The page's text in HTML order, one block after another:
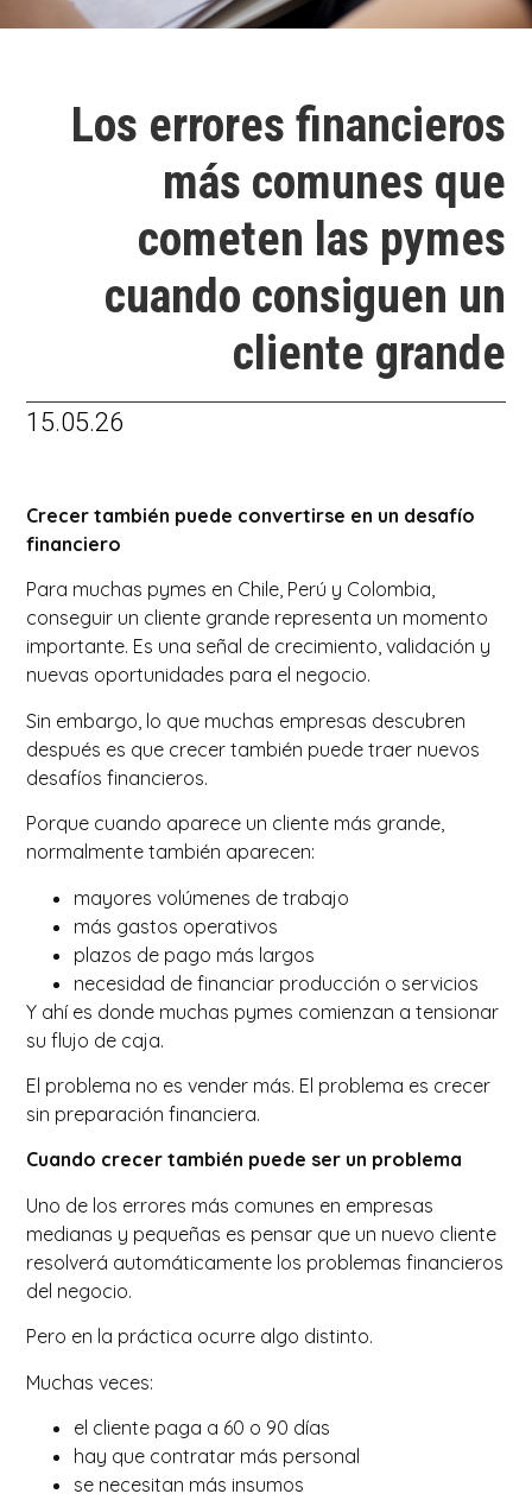
Los errores financieros
más comunes que
cometen las pymes
cuando consiguen un
cliente grande
15.05.26
Crecer también puede convertirse en un desafío
financiero
Para muchas pymes en Chile, Perú y Colombia,
conseguir un cliente grande representa un momento
importante. Es una señal de crecimiento, validación y
nuevas oportunidades para el negocio.
Sin embargo, lo que muchas empresas descubren
después es que crecer también puede traer nuevos
desafíos financieros.
Porque cuando aparece un cliente más grande,
normalmente también aparecen:
mayores volúmenes de trabajo
más gastos operativos
plazos de pago más largos
necesidad de financiar producción o servicios
Y ahí es donde muchas pymes comienzan a tensionar
su flujo de caja.
El problema no es vender más. El problema es crecer
sin preparación financiera.
Cuando crecer también puede ser un problema
Uno de los errores más comunes en empresas
medianas y pequeñas es pensar que un nuevo cliente
resolverá automáticamente los problemas financieros
del negocio.
Pero en la práctica ocurre algo distinto.
Muchas veces:
el cliente paga a 60 o 90 días
hay que contratar más personal
se necesitan más insumos